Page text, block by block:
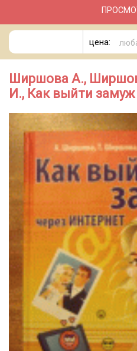
цена:
Ширшова А.,
И., Как выйти замуж